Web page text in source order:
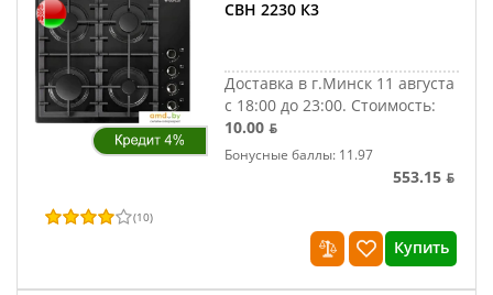
СВН 2230 К3
Доставка в г.Минск 11 августа
с 18:00 до 23:00. Стоимость:
10.00 ƃ
Бонусные баллы: 11.97
553.15 ƃ
(10)
Купить